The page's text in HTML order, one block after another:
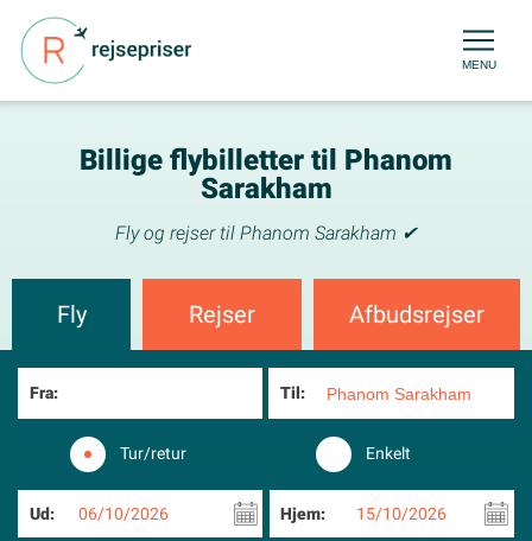
MENU
Billige flybilletter til Phanom
Sarakham
Fly og rejser til Phanom Sarakham ✔
Fly Rejser Afbudsrejser
Fra: Til:
Tur/retur Enkelt
Ud: 06/10/2026 Hjem: 15/10/2026